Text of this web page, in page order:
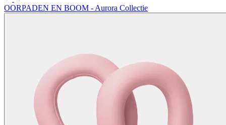
OORPADEN EN BOOM - Aurora Collectie